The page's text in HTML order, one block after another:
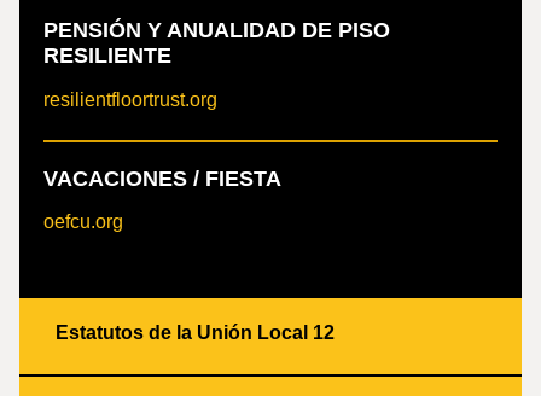
PENSIÓN Y ANUALIDAD DE PISO
RESILIENTE
resilientfloortrust.org
VACACIONES / FIESTA
oefcu.org
Estatutos de la Unión Local 12